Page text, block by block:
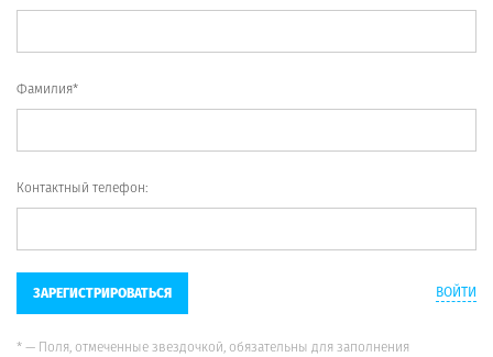
Фамилия*
Контактный телефон:
ЗАРЕГИСТРИРОВАТЬСЯ ВОЙТИ
* — Поля, отмеченные звездочкой, обязательны для заполнения